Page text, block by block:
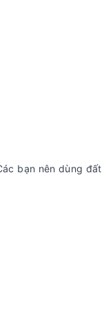
bạn nên dùng đất